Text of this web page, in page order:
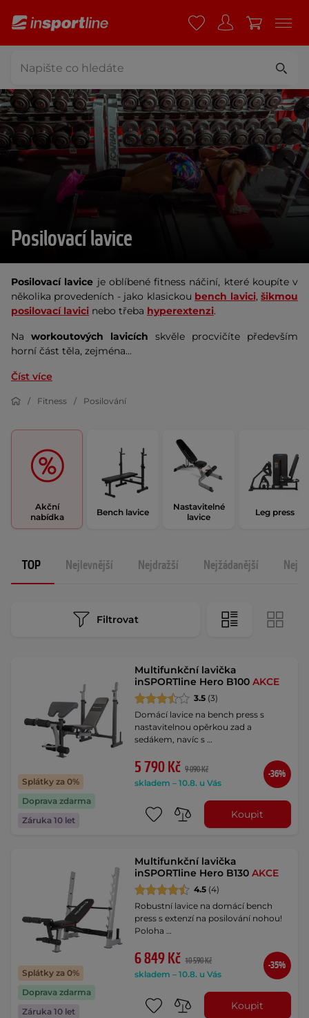
Posilovací lavice
Posilovací lavice je oblíbené fitness náčiní, které koupíte v
několika provedeních - jako klasickou bench lavici,šikmou
posilovací lavici nebo třeba hyperextenzi.
Na workoutových lavicích skvěle procvičíte především
horní část těla, zejména...
Číst více
Fitness Posilování
Akční
nabídka
Bench lavice
Nastavitelné
lavice
Leg press
TOP Nejlevnější Nejdražší Nejžádanější
Filtrovat
Splátky za 0%
Doprava zdarma
Záruka 10 let
Multifunkční lavička
inSPORTline Hero B100AKCE
3.5 (3)
Domácí lavice na bench press s
nastavitelnou opěrkou zad a
sedákem, navíc s …
5 790 Kč 9 090 Kč
skladem – 10.8. u Vás
-36%
Koupit
Splátky za 0%
Doprava zdarma
Záruka 10 let
Multifunkční lavička
inSPORTline Hero B130AKCE
4.5 (4)
Robustní lavice na domácí bench
press s extenzí na posilování nohou!
Poloha …
6 849 Kč 10 590 Kč
skladem – 10.8. u Vás
-35%
Koupit